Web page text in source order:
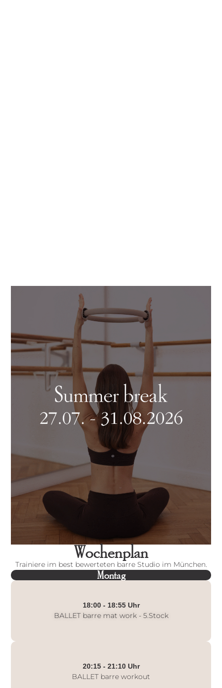
Wochenplan
Trainiere im best bewerteten barre Studio im München.
Montag
18:00 - 18:55 Uhr
BALLET barre mat work - 5.Stock
20:15 - 21:10 Uhr
BALLET barre workout